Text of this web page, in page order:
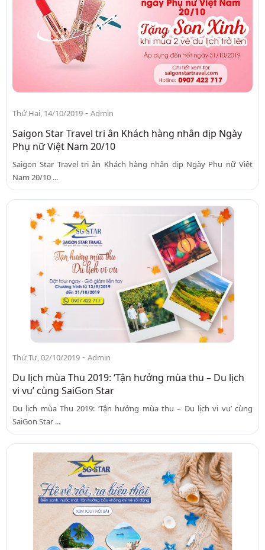
Thứ Hai, 14/10/2019 - Admin
Saigon Star Travel tri ân Khách hàng nhân dịp Ngày
Phụ nữ Việt Nam 20/10
Saigon Star Travel tri ân Khách hàng nhân dịp Ngày Phụ nữ Việt
Nam 20/10 ...
Thứ Tư, 02/10/2019 - Admin
Du lịch mùa Thu 2019: ‘Tận hưởng mùa thu – Du lịch
vi vu’ cùng SaiGon Star
Du lịch mùa Thu 2019: ‘Tận hưởng mùa thu – Du lịch vi vu’ cùng
SaiGon Star ...